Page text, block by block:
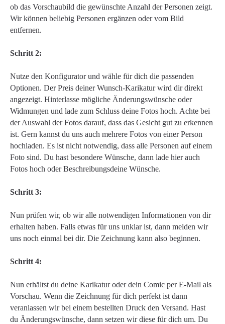
ob das Vorschaubild die gewünschte Anzahl der Personen zeigt.
Wir können beliebig Personen ergänzen oder vom Bild
entfernen.
Schritt 2:
Nutze den Konfigurator und wähle für dich die passenden
Optionen. Der Preis deiner Wunsch-Karikatur wird dir direkt
angezeigt. Hinterlasse mögliche Änderungswünsche oder
Widmungen und lade zum Schluss deine Fotos hoch. Achte bei
der Auswahl der Fotos darauf, dass das Gesicht gut zu erkennen
ist. Gern kannst du uns auch mehrere Fotos von einer Person
hochladen. Es ist nicht notwendig, dass alle Personen auf einem
Foto sind. Du hast besondere Wünsche, dann lade hier auch
Fotos hoch oder Beschreibungsdeine Wünsche.
Schritt 3:
Nun prüfen wir, ob wir alle notwendigen Informationen von dir
erhalten haben. Falls etwas für uns unklar ist, dann melden wir
uns noch einmal bei dir. Die Zeichnung kann also beginnen.
Schritt 4:
Nun erhältst du deine Karikatur oder dein Comic per E-Mail als
Vorschau. Wenn die Zeichnung für dich perfekt ist dann
veranlassen wir bei einem bestellten Druck den Versand. Hast
du Änderungswünsche, dann setzen wir diese für dich um. Du